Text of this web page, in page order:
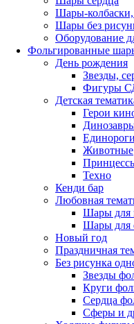
Шары-
Шары без
Оборудование
Фольгированные
День рождения
Звезды,
Фигуры
Детская
Герои
Единороги
Животные
Техно
Кенди бар
Любовная
Шары для
Шары для
Новый год
Праздничная
Без рисунка
Звезды
Круги
Сердца
Сферы и